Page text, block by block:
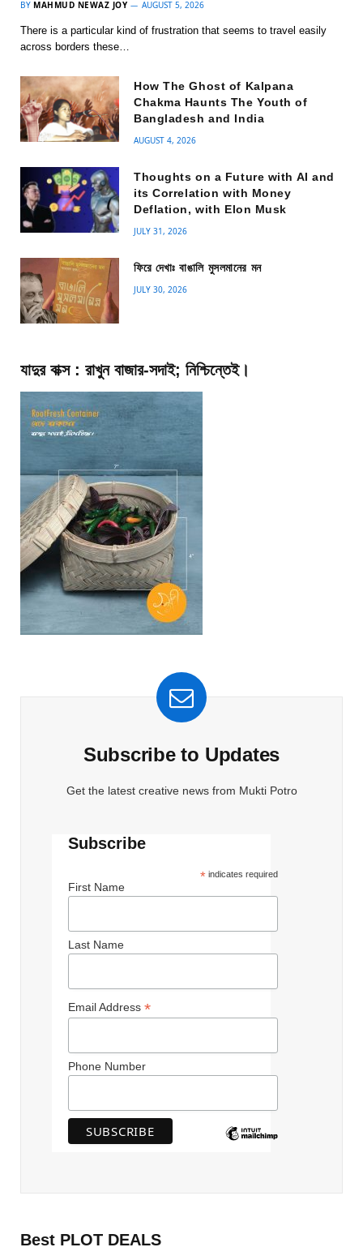
BY MAHMUD NEWAZ JOY AUGUST 5, 2026
There is a particular kind of frustration that seems to travel easily
across borders these…
How The Ghost of Kalpana
Chakma Haunts The Youth of
Bangladesh and India
AUGUST 4, 2026
Thoughts on a Future with AI and
its Correlation with Money
Deflation, with Elon Musk
JULY 31, 2026
ফিরে দেখাঃ বাঙালি মুসলমানের মন
JULY 30, 2026
যাদুর বাক্স : রাখুন বাজার-সদাই; নিশ্চিন্তেই।
Subscribe to Updates
Get the latest creative news from Mukti Potro
Subscribe
* indicates required
First Name
Last Name
Email Address *
Phone Number
Best PLOT DEALS